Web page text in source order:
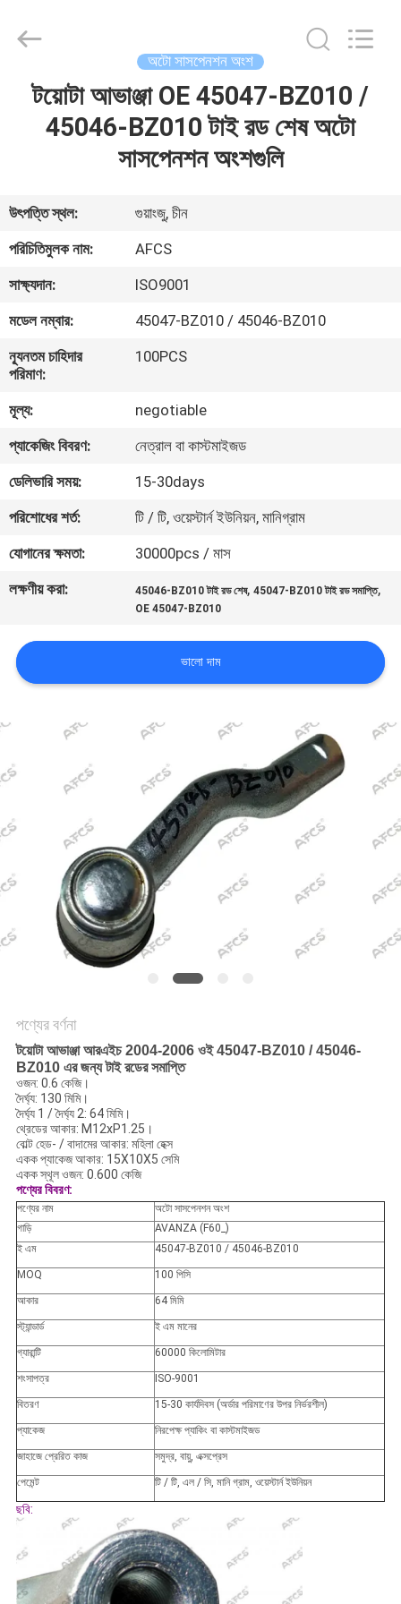
বাড়ি
ভিডিও
সম্পর্কে
কারখানা
মান
নিয়ন্ত্রণ
সাথে
যোগাযোগ
খবর
উদ্ধৃতি
অনুরোধ
করুন
সাইট
ম্যাপ
নীতি
PARTS
Reserved.
অটো সাসপেনশন অংশ
টয়োটা আভাঞ্জা OE 45047-BZ010 /
45046-BZ010 টাই রড শেষ অটো
সাসপেনশন অংশগুলি
উৎপত্তি স্থল:
গুয়াংজু, চীন
পরিচিতিমুলক নাম:
AFCS
সাক্ষ্যদান:
ISO9001
মডেল নম্বার:
45047-BZ010 / 45046-BZ010
ন্যূনতম চাহিদার
পরিমাণ:
100PCS
মূল্য:
negotiable
প্যাকেজিং বিবরণ:
নেত্রাল বা কাস্টমাইজড
ডেলিভারি সময়:
15-30days
পরিশোধের শর্ত:
টি / টি, ওয়েস্টার্ন ইউনিয়ন, মানিগ্রাম
যোগানের ক্ষমতা:
30000pcs / মাস
লক্ষণীয় করা:
45046-BZ010 টাই রড শেষ,45047-BZ010 টাই রড সমাপ্তি,
OE 45047-BZ010
ভালো দাম
পণ্যের বর্ণনা
টয়োটা আভাঞ্জা আরএইচ 2004-2006 ওই 45047-BZ010 / 45046-
BZ010 এর জন্য টাই রডের সমাপ্তি
ওজন: 0.6 কেজি।
দৈর্ঘ্য: 130 মিমি।
দৈর্ঘ্য 1 / দৈর্ঘ্য 2: 64 মিমি।
থ্রেডের আকার: M12xP1.25।
বোল্ট হেড- / বাদামের আকার: মহিলা হেক্স
একক প্যাকেজ আকার: 15X10X5 সেমি
একক স্থূল ওজন: 0.600 কেজি
পণ্যের বিবরণ:
পণ্যের নাম
অটো সাসপেনশন অংশ
গাড়ি
AVANZA (F60_)
ই এম
45047-BZ010 / 45046-BZ010
MOQ 100 পিসি
আকার 64 মিমি
স্ট্যান্ডার্ড ই এম মানের
গ্যারান্টি 60000 কিলোমিটার
শংসাপত্র ISO-9001
বিতরণ 15-30 কার্যদিবস (অর্ডার পরিমাণের উপর নির্ভরশীল)
প্যাকেজ নিরপেক্ষ প্যাকিং বা কাস্টমাইজড
জাহাজে প্রেরিত কাজ সমুদ্র, বায়ু, এক্সপ্রেস
পেমেন্ট টি / টি, এল / সি, মানি গ্রাম, ওয়েস্টার্ন ইউনিয়ন
ছবি: